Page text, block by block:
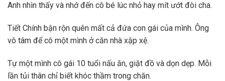
Anh nhìn thấy và nhớ đến cô bé lúc nhỏ hay mít ướt đòi cha.
Tiết Chính bận rộn quên mất cả đứa con gái của mình. Ông
vô tâm để cô một mình ở căn nhà xập xệ.
Tự một mình cô gái 10 tuổi nấu ăn, giặt đồ và dọn dẹp. Mỗi
lần tủi thân chỉ biết khóc thầm trong chăn.